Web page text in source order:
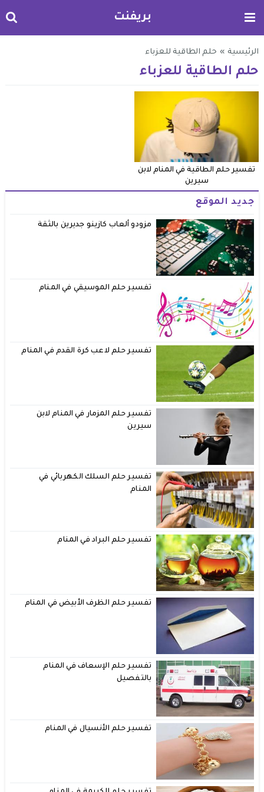
بريفنت
الرئيسية » حلم الطاقية للعزباء
حلم الطاقية للعزباء
تفسير حلم الطاقية في المنام لابن
سيرين
جديد الموقع
مزودو ألعاب كازينو جديرين بالثقة
تفسير حلم الموسيقي في المنام
تفسير حلم لاعب كرة القدم في المنام
تفسير حلم المزمار في المنام لابن
سيرين
تفسير حلم السلك الكهربائي في
المنام
تفسير حلم البراد في المنام
تفسير حلم الظرف الأبيض في المنام
تفسير حلم الإسعاف في المنام
بالتفصيل
تفسير حلم الأنسيال في المنام